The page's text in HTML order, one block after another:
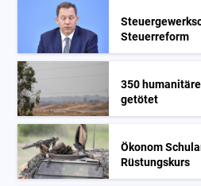
Steuerreform
350
getötet
Ökonom
Rüstungskurs